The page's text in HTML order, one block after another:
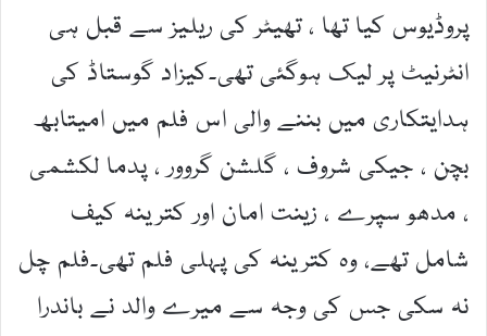
پروڈیوس کیا تھا ، تھیٹر کی ریلیز سے قبل ہی
انٹرنیٹ پر لیک ہوگئی تھی۔کیزاد گوستاڈ کی
ہدایتکاری میں بننے والی اس فلم میں امیتابھ
بچن ، جیکی شروف ، گلشن گروور ، پدما لکشمی
، مدھو سپرے ، زینت امان اور کترینہ کیف
شامل تھے، وہ کترینہ کی پہلی فلم تھی۔فلم چل
نہ سکی جس کی وجہ سے میرے والد نے باندرا